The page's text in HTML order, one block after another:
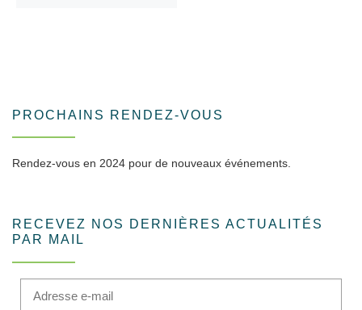
PROCHAINS RENDEZ-VOUS
Rendez-vous en 2024 pour de nouveaux événements.
RECEVEZ NOS DERNIÈRES ACTUALITÉS
PAR MAIL